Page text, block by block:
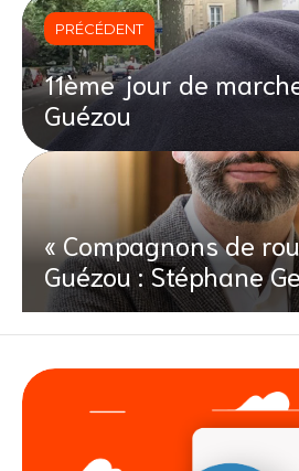
PRÉCÉDENT
11ème jour de
Guézou
« Compagnons de
Guézou : Stéphane